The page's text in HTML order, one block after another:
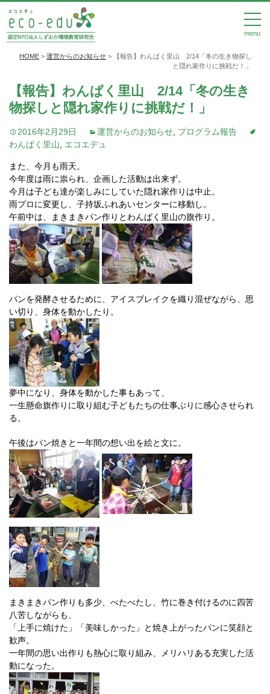
menu
HOME > 運営からのお知らせ >
【報告】わんぱく里山 2/14「冬の生き物探し
と隠れ家作りに挑戦だ！」
【報告】わんぱく里山 2/14「冬の生き
物探しと隠れ家作りに挑戦だ！」
2016年2月29日 運営からのお知らせ プログラム報告
わんぱく里山
エコエデュ
また、今月も雨天。
今年度は雨に祟られ、企画した活動は出来ず。
今月は子ども達が楽しみにしていた隠れ家作りは中止。
雨プロに変更し、子持坂ふれあいセンターに移動し。
午前中は、まきまきパン作りとわんぱく里山の旗作り。
パンを発酵させるために、アイスブレイクを織り混ぜながら、思
い切り、身体を動かしたり。
夢中になり、身体を動かした事もあって、
一生懸命旗作りに取り組む子どもたちの仕事ぶりに感心させられ
る。
午後はパン焼きと一年間の想い出を絵と文に。
まきまきパン作りも多少、べたべたし、竹に巻き付けるのに四苦
八苦しながらも、
「上手に焼けた」「美味しかった」と焼き上がったパンに笑顔と
歓声。
一年間の思い出作りも熱心に取り組み、メリハリある充実した活
動になった。